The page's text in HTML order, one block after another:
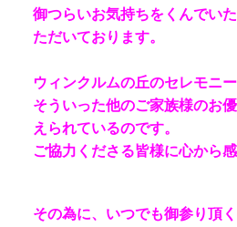
御つらいお気持ちをくんでい
ただいております。
ウィンクルムの丘のセレモニ
そういった他のご家族様のお
えられているのです。
ご協力くださる皆様に心から感
その為に、いつでも御参り頂